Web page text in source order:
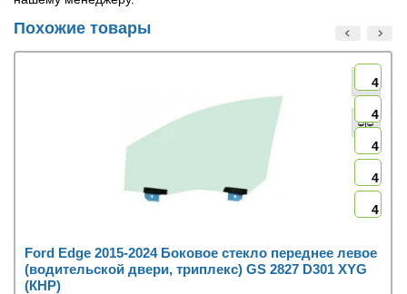
Похожие товары
4
4
4
4
4
Ford Edge 2015-2024 Боковое стекло переднее левое
(водительской двери, триплекс) GS 2827 D301 XYG
(КНР)